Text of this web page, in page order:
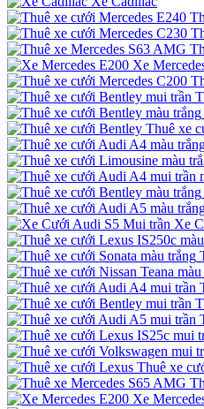
Xe
Thuê xe
Xe
Thuê xe
Xe